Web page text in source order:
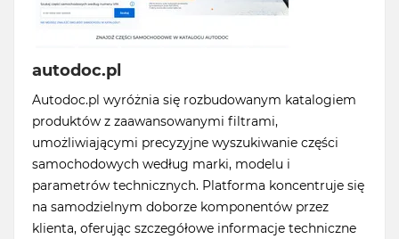
autodoc.pl
Autodoc.pl wyróżnia się rozbudowanym katalogiem
produktów z zaawansowanymi filtrami,
umożliwiającymi precyzyjne wyszukiwanie części
samochodowych według marki, modelu i
parametrów technicznych. Platforma koncentruje się
na samodzielnym doborze komponentów przez
klienta, oferując szczegółowe informacje techniczne